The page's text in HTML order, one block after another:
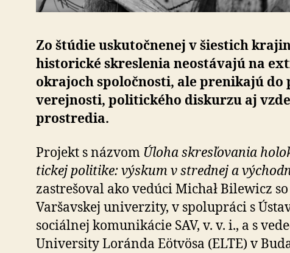
Zo štúdie uskutočnenej v šiestich
historické skreslenia neostávajú na
okrajoch spoločnosti, ale prenikajú do
verejnosti, politického diskurzu aj
prostredia.
Projekt s názvom Úloha skresľovania
tic­kej politike: výskum v strednej a
zastrešoval ako vedúci Michał Bilewicz
Varšavskej univerzity, v spolupráci s
sociálnej komunikácie SAV, v. v. i., a s
University Loránda Eötvösa (ELTE) v